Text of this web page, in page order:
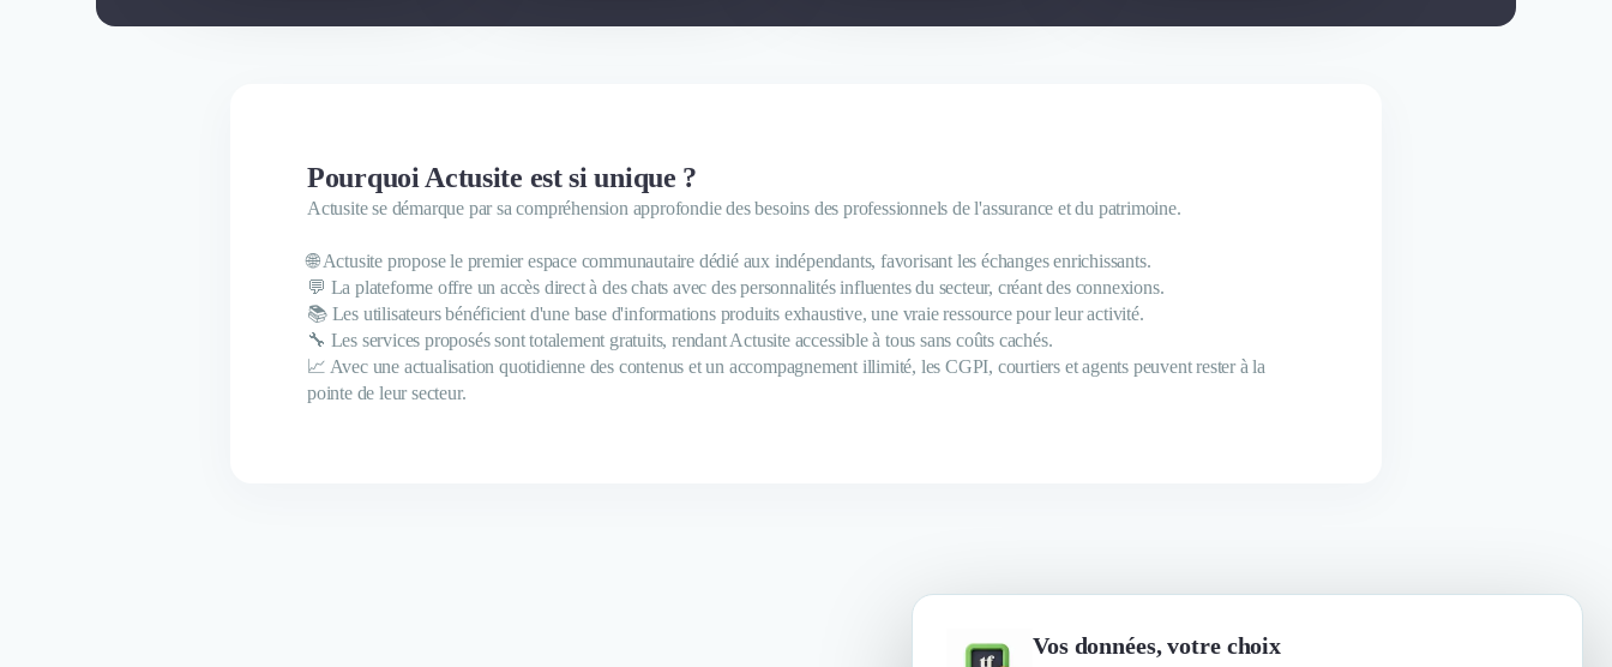
Vos données, votre choix
Pourquoi Actusite est si unique ?
Actusite se démarque par sa compréhension approfondie des besoins des professionnels de l'assurance et du patrimoine.
🌐 Actusite propose le premier espace communautaire dédié aux indépendants, favorisant les échanges enrichissants.
💬 La plateforme offre un accès direct à des chats avec des personnalités influentes du secteur, créant des connexions.
📚 Les utilisateurs bénéficient d'une base d'informations produits exhaustive, une vraie ressource pour leur activité.
🔧 Les services proposés sont totalement gratuits, rendant Actusite accessible à tous sans coûts cachés.
📈 Avec une actualisation quotidienne des contenus et un accompagnement illimité, les CGPI, courtiers et agents peuvent rester à la
pointe de leur secteur.